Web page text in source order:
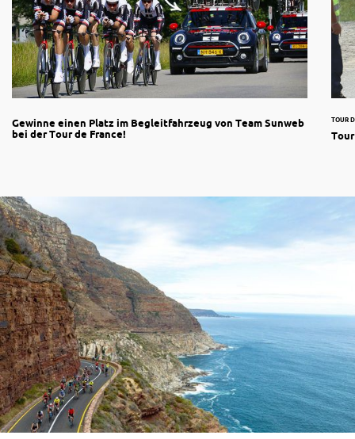
Gewinne einen Platz im Begleitfahrzeug von Team Sunweb
bei der Tour de France!
TOUR